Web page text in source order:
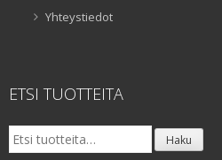
Yhteystiedot
ETSI TUOTTEITA
Etsi: Haku